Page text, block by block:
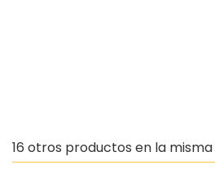
16 otros productos en la